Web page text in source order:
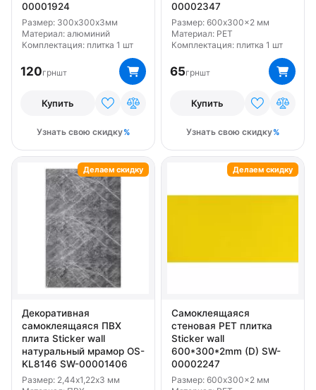
00001924
Размер: 300х300х3мм
Материал: алюминий
Комплектация: плитка 1 шт
120грншт
Купить
Узнать свою скидку
00002347
Размер: 600x300x2 мм
Материал: PET
Комплектация: плитка 1 шт
65грншт
Купить
Узнать свою скидку
Декоративная
самоклеящаяся ПВХ
плита Sticker wall
натуральный мрамор OS-
KL8146 SW-00001406
Размер: 2,44х1,22х3 мм
Делаем скидку
Самоклеящаяся
стеновая PET плитка
Sticker wall
600*300*2mm (D) SW-
00002247
Размер: 600x300x2 мм
Делаем скидку